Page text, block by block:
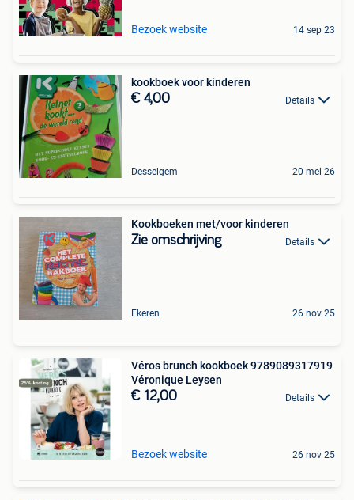
Bezoek website 14 sep 23
kookboek voor kinderen
€ 4,00 Details
Desselgem 20 mei 26
Kookboeken met/voor kinderen
Zie omschrijving Details
Ekeren 26 nov 25
Véros brunch kookboek 9789089317919
Véronique Leysen
€ 12,00 Details
Bezoek website 26 nov 25